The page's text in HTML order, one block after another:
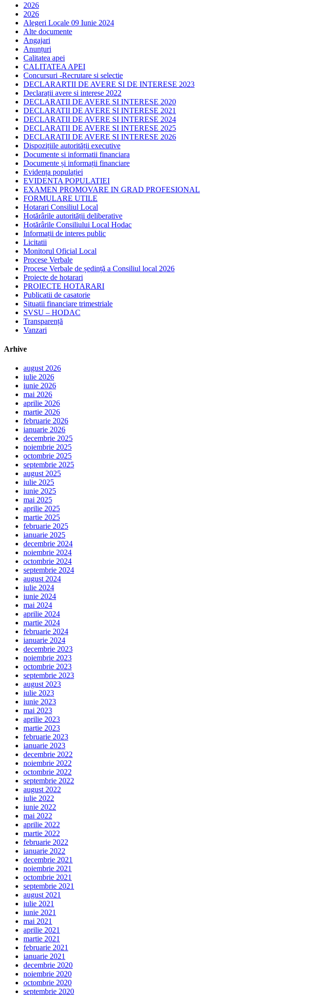
2026
2026
Alegeri Locale 09 Iunie 2024
Alte documente
Angajari
Anunțuri
Calitatea apei
CALITATEA APEI
Concursuri -Recrutare si selectie
DECLARARTII DE AVERE SI DE INTERESE 2023
Declarații avere si interese 2022
DECLARATII DE AVERE SI INTERESE 2020
DECLARATII DE AVERE SI INTERESE 2021
DECLARATII DE AVERE SI INTERESE 2024
DECLARATII DE AVERE SI INTERESE 2025
DECLARATII DE AVERE SI INTERESE 2026
Dispozițiile autorității executive
Documente si informatii financiara
Documente și informații financiare
Evidența populației
EVIDENTA POPULATIEI
EXAMEN PROMOVARE IN GRAD PROFESIONAL
FORMULARE UTILE
Hotarari Consiliul Local
Hotărârile autorității deliberative
Hotărârile Consiliului Local Hodac
Informații de interes public
Licitatii
Monitorul Oficial Local
Procese Verbale
Procese Verbale de ședință a Consiliul local 2026
Proiecte de hotarari
PROIECTE HOTARARI
Publicatii de casatorie
Situatii financiare trimestriale
SVSU – HODAC
Transparență
Vanzari
Arhive
august 2026
iulie 2026
iunie 2026
mai 2026
aprilie 2026
martie 2026
februarie 2026
ianuarie 2026
decembrie 2025
noiembrie 2025
octombrie 2025
septembrie 2025
august 2025
iulie 2025
iunie 2025
mai 2025
aprilie 2025
martie 2025
februarie 2025
ianuarie 2025
decembrie 2024
noiembrie 2024
octombrie 2024
septembrie 2024
august 2024
iulie 2024
iunie 2024
mai 2024
aprilie 2024
martie 2024
februarie 2024
ianuarie 2024
decembrie 2023
noiembrie 2023
octombrie 2023
septembrie 2023
august 2023
iulie 2023
iunie 2023
mai 2023
aprilie 2023
martie 2023
februarie 2023
ianuarie 2023
decembrie 2022
noiembrie 2022
octombrie 2022
septembrie 2022
august 2022
iulie 2022
iunie 2022
mai 2022
aprilie 2022
martie 2022
februarie 2022
ianuarie 2022
decembrie 2021
noiembrie 2021
octombrie 2021
septembrie 2021
august 2021
iulie 2021
iunie 2021
mai 2021
aprilie 2021
martie 2021
februarie 2021
ianuarie 2021
decembrie 2020
noiembrie 2020
octombrie 2020
septembrie 2020